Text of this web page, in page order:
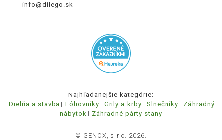
info@dilego.sk
Najhľadanejšie kategórie:
Dielňa a stavba
Fóliovníky Grily a krby Slnečníky
Záhradný
nábytok
Záhradné párty stany
© GENOX, s.r.o. 2026.